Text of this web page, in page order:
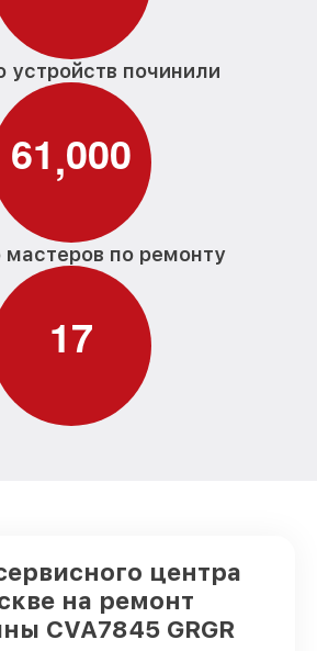
устройств починили
61,000
мастеров по ремонту
17
центра
на ремонт
CVA7845 GRGR